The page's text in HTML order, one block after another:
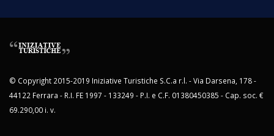
© Copyright 2015-2019 Iniziative Turistiche S.C.a r.l. - Via Darsena, 178 -
44122 Ferrara - R.I. FE 1997 - 133249 - P.I. e C.F. 01380450385 - Cap. soc. €
69.290,00 i. v.